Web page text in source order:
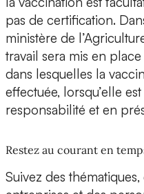
pas de certification.
ministère de
travail sera mis en
dans lesquelles la
effectuée, lorsqu’elle
responsabilité et en
Restez au courant en
Suivez des